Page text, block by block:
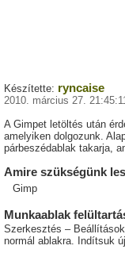
Készítette: ryncaise
2010. március 27.
A Gimpet letöltés után
amelyiken dolgozunk.
párbeszédablak takarja,
Amire szükségünk
Gimp
Munkaablak
Szerkesztés –
normál ablakra. Indítsuk